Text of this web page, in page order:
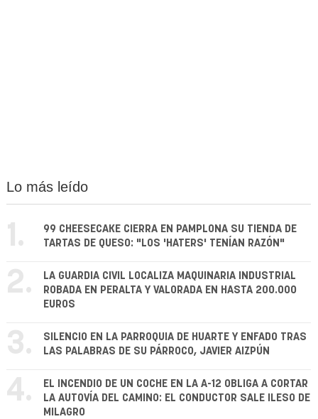
Lo más leído
1.
99 CHEESECAKE CIERRA EN PAMPLONA SU TIENDA DE
TARTAS DE QUESO: "LOS 'HATERS' TENÍAN RAZÓN"
2.
LA GUARDIA CIVIL LOCALIZA MAQUINARIA INDUSTRIAL
ROBADA EN PERALTA Y VALORADA EN HASTA 200.000
EUROS
3.
SILENCIO EN LA PARROQUIA DE HUARTE Y ENFADO TRAS
LAS PALABRAS DE SU PÁRROCO, JAVIER AIZPÚN
4.
EL INCENDIO DE UN COCHE EN LA A-12 OBLIGA A CORTAR
LA AUTOVÍA DEL CAMINO: EL CONDUCTOR SALE ILESO DE
MILAGRO